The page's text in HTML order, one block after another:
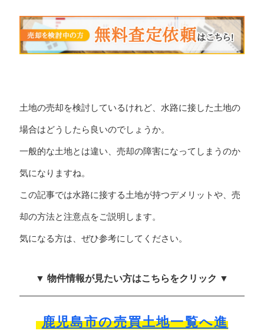
土地の売却を検討しているけれど、水路に接した土地の
場合はどうしたら良いのでしょうか。
一般的な土地とは違い、売却の障害になってしまうのか
気になりますね。
この記事では水路に接する土地が持つデメリットや、売
却の方法と注意点をご説明します。
気になる方は、ぜひ参考にしてください。
▼ 物件情報が見たい方はこちらをクリック ▼
鹿児島市の売買土地一覧へ進